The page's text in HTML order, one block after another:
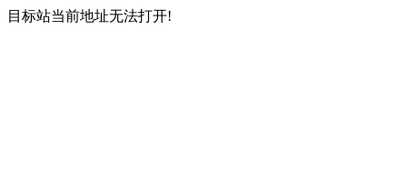
目标站当前地址无法打开!